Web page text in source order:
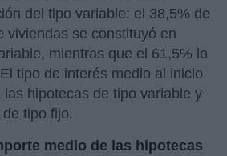
del tipo variable: el 38,5% de
viviendas se constituyó en
mientras que el 61,5% lo
tipo de interés medio al inicio
hipotecas de tipo variable y
tipo fijo.
medio de las hipotecas